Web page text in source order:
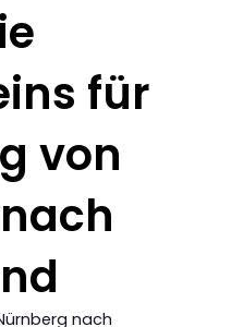
für
von
nach